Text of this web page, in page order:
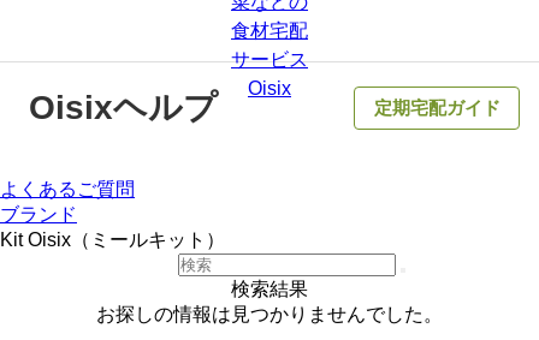
Oisixヘルプ 定期宅配ガイド
よくあるご質問
ブランド
Kit Oisix（ミールキット）
検索結果
お探しの情報は見つかりませんでした。